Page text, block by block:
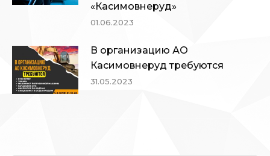
«Касимовнеруд»
01.06.2023
В организацию АО
Касимовнеруд требуются
31.05.2023